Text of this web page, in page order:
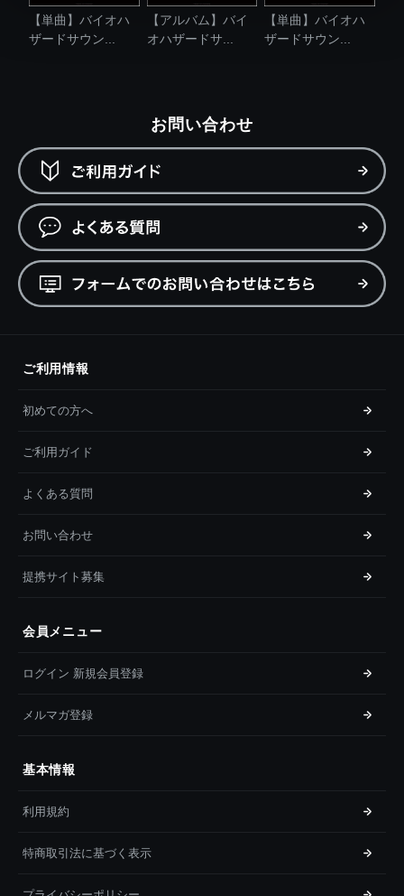
【単曲】バイオハ
ザードサウン...
【アルバム】バイ
オハザードサ...
【単曲】バイオハ
ザードサウン...
お問い合わせ
ご利用情報
初めての方へ
ご利用ガイド
よくある質問
お問い合わせ
提携サイト募集
会員メニュー
ログイン 新規会員登録
メルマガ登録
基本情報
利用規約
特商取引法に基づく表示